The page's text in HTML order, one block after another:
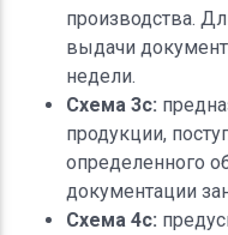
производства.
выдачи
недели.
Схема 3c:
продукции,
определенного
документации
Схема 4c: